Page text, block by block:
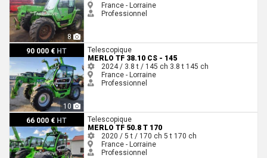
8
France - Lorraine
Professionnel
90 000 € HT
10
Merlo TF 38.10 CS - 145
Telescopique
MERLO TF 38.10 CS - 145
2024 / 3.8 t / 145 ch 3.8 t 145 ch
France - Lorraine
Professionnel
66 000 € HT
Merlo TF 50.8 T 170
Telescopique
MERLO TF 50.8 T 170
2020 / 5 t / 170 ch 5 t 170 ch
France - Lorraine
Professionnel